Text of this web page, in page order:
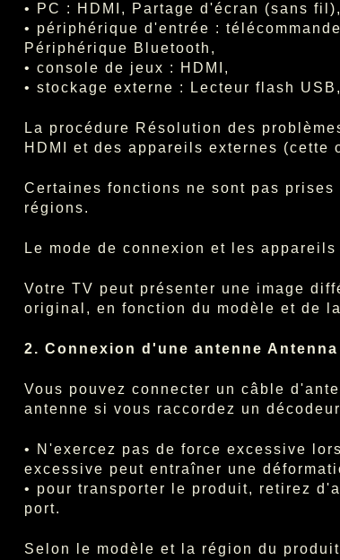
• PC : HDMI, Partage d'écran (sans
• périphérique d'entrée :
Périphérique Bluetooth,
• console de jeux : HDMI,
• stockage externe : Lecteur flash
La procédure Résolution des
HDMI et des appareils externes (cette
Certaines fonctions ne sont pas
régions.
Le mode de connexion et les
Votre TV peut présenter une image
original, en fonction du modèle et de
2. Connexion d'une antenne
Vous pouvez connecter un câble
antenne si vous raccordez un
• N'exercez pas de force excessive
excessive peut entraîner une
• pour transporter le produit, retirez
port.
Selon le modèle et la région du